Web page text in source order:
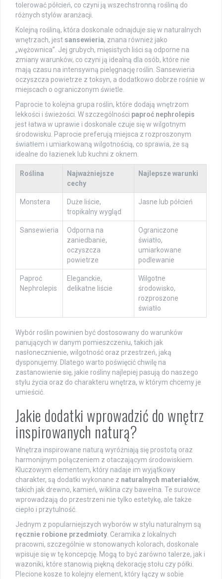
tolerować półcień, co czyni ją wszechstronną rośliną do
różnych stylów aranżacji.
Kolejną rośliną, która doskonale odnajduje się w naturalnych
wnętrzach, jest sansewieria, znana również jako
„wężownica”. Jej grubych, mięsistych liści są odporne na
zmiany warunków, co czyni ją idealną dla osób, które nie
mają czasu na intensywną pielęgnację roślin. Sansewieria
oczyszcza powietrze z toksyn, a dodatkowo dobrze rośnie w
miejscach o ograniczonym świetle.
Paprocie to kolejna grupa roślin, które dodają wnętrzom
lekkości i świeżości. W szczególności paproć nephrolepis
jest łatwa w uprawie i doskonale czuje się w wilgotnym
środowisku. Paprocie preferują miejsca z rozproszonym
światłem i umiarkowaną wilgotnością, co sprawia, że są
idealne do łazienek lub kuchni z oknem.
Roślina
Najważniejsze
cechy
Najlepsze warunki
Monstera
Duże liście,
tropikalny wygląd
Jasne lub półcień
Sansewieria
Odporna na
zaniedbanie,
oczyszcza
powietrze
Ograniczone
światło,
umiarkowane
podlewanie
Paproć
Nephrolepis
Eleganckie,
delikatne liście
Wilgotne
środowisko,
rozproszone
światło
Wybór roślin powinien być dostosowany do warunków
panujących w danym pomieszczeniu, takich jak
nasłonecznienie, wilgotność oraz przestrzeń, jaką
dysponujemy. Dlatego warto poświęcić chwilę na
zastanowienie się, jakie rośliny najlepiej pasują do naszego
stylu życia oraz do charakteru wnętrza, w którym chcemy je
umieścić.
Jakie dodatki wprowadzić do wnętrz
inspirowanych naturą?
Wnętrza inspirowane naturą wyróżniają się prostotą oraz
harmonijnym połączeniem z otaczającym środowiskiem.
Kluczowym elementem, który nadaje im wyjątkowy
charakter, są dodatki wykonane z naturalnych materiałów,
takich jak drewno, kamień, wiklina czy bawełna. Te surowce
wprowadzają do przestrzeni nie tylko estetykę, ale także
ciepło i przytulność.
Jednym z popularniejszych wyborów w stylu naturalnym są
ręcznie robione przedmioty . Ceramika z lokalnych
pracowni, szczególnie w stonowanych kolorach, doskonale
wpisuje się w tę koncepcję. Mogą to być zarówno talerze, jak i
wazoniki, które stanowią piękną dekorację stołu czy półki.
Plecione kosze to kolejny element, który łączy w sobie